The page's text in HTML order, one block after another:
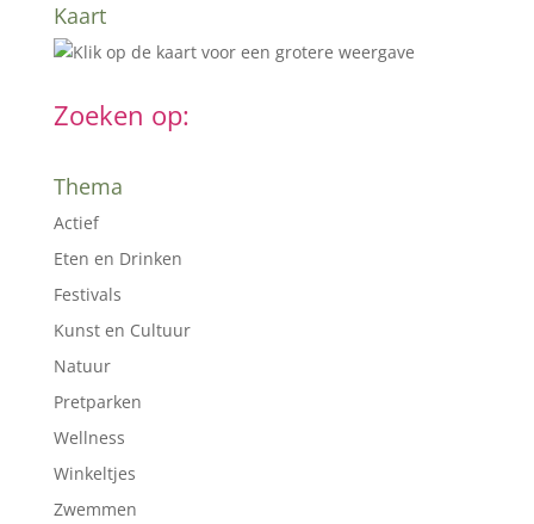
Kaart
Zoeken op:
Thema
Actief
Eten en Drinken
Festivals
Kunst en Cultuur
Natuur
Pretparken
Wellness
Winkeltjes
Zwemmen